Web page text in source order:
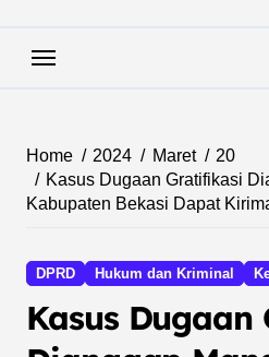
Home 2024 Maret
20
Kasus Dugaan Gratifikasi
Kabupaten Bekasi Dapat
DPRD Hukum dan Kriminal
Kasus